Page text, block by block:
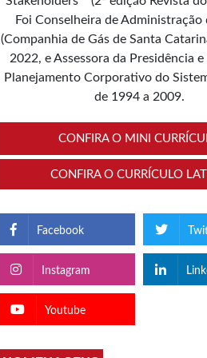
Foi Conselheira de Administração
(Companhia de Gás de Santa
2022, e Assessora da Presidência
Planejamento Corporativo do
de 1994 a 2009.
CONFIRA O MINI
CONFIRA O CURRÍCULO
Facebook
Instagram
Youtube